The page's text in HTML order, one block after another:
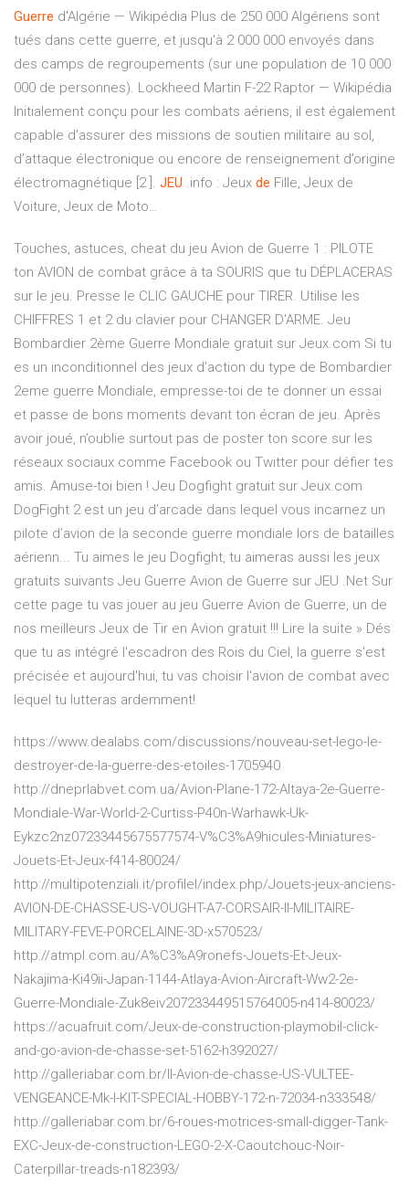
Guerre d'Algérie — Wikipédia Plus de 250 000 Algériens sont
tués dans cette guerre, et jusqu'à 2 000 000 envoyés dans
des camps de regroupements (sur une population de 10 000
000 de personnes). Lockheed Martin F-22 Raptor — Wikipédia
Initialement conçu pour les combats aériens, il est également
capable d’assurer des missions de soutien militaire au sol,
d’attaque électronique ou encore de renseignement d’origine
électromagnétique [2 ]. JEU .info : Jeux de Fille, Jeux de
Voiture, Jeux de Moto…
Touches, astuces, cheat du jeu Avion de Guerre 1 : PILOTE
ton AVION de combat grâce à ta SOURIS que tu DÉPLACERAS
sur le jeu. Presse le CLIC GAUCHE pour TIRER. Utilise les
CHIFFRES 1 et 2 du clavier pour CHANGER D'ARME. Jeu
Bombardier 2ème Guerre Mondiale gratuit sur Jeux.com Si tu
es un inconditionnel des jeux d’action du type de Bombardier
2eme guerre Mondiale, empresse-toi de te donner un essai
et passe de bons moments devant ton écran de jeu. Après
avoir joué, n’oublie surtout pas de poster ton score sur les
réseaux sociaux comme Facebook ou Twitter pour défier tes
amis. Amuse-toi bien ! Jeu Dogfight gratuit sur Jeux.com
DogFight 2 est un jeu d’arcade dans lequel vous incarnez un
pilote d’avion de la seconde guerre mondiale lors de batailles
aérienn... Tu aimes le jeu Dogfight, tu aimeras aussi les jeux
gratuits suivants Jeu Guerre Avion de Guerre sur JEU .Net Sur
cette page tu vas jouer au jeu Guerre Avion de Guerre, un de
nos meilleurs Jeux de Tir en Avion gratuit !!! Lire la suite » Dés
que tu as intégré l'escadron des Rois du Ciel, la guerre s'est
précisée et aujourd'hui, tu vas choisir l'avion de combat avec
lequel tu lutteras ardemment!
https://www.dealabs.com/discussions/nouveau-set-lego-le-
destroyer-de-la-guerre-des-etoiles-1705940
http://dneprlabvet.com.ua/Avion-Plane-172-Altaya-2e-Guerre-
Mondiale-War-World-2-Curtiss-P40n-Warhawk-Uk-
Eykzc2nz07233445675577574-V%C3%A9hicules-Miniatures-
Jouets-Et-Jeux-f414-80024/
http://multipotenziali.it/profilel/index.php/Jouets-jeux-anciens-
AVION-DE-CHASSE-US-VOUGHT-A7-CORSAIR-II-MILITAIRE-
MILITARY-FEVE-PORCELAINE-3D-x570523/
http://atmpl.com.au/A%C3%A9ronefs-Jouets-Et-Jeux-
Nakajima-Ki49ii-Japan-1144-Atlaya-Avion-Aircraft-Ww2-2e-
Guerre-Mondiale-Zuk8eiv207233449515764005-n414-80023/
https://acuafruit.com/Jeux-de-construction-playmobil-click-
and-go-avion-de-chasse-set-5162-h392027/
http://galleriabar.com.br/II-Avion-de-chasse-US-VULTEE-
VENGEANCE-Mk-I-KIT-SPECIAL-HOBBY-172-n-72034-n333548/
http://galleriabar.com.br/6-roues-motrices-small-digger-Tank-
EXC-Jeux-de-construction-LEGO-2-X-Caoutchouc-Noir-
Caterpillar-treads-n182393/